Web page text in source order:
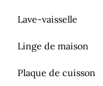
Lave-vaisselle
Linge de maison
Plaque de cuisson